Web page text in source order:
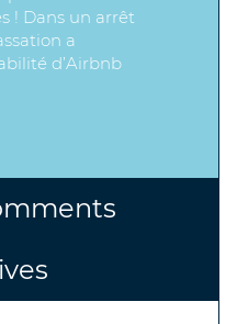
! Dans un arrêt
a
d’Airbnb